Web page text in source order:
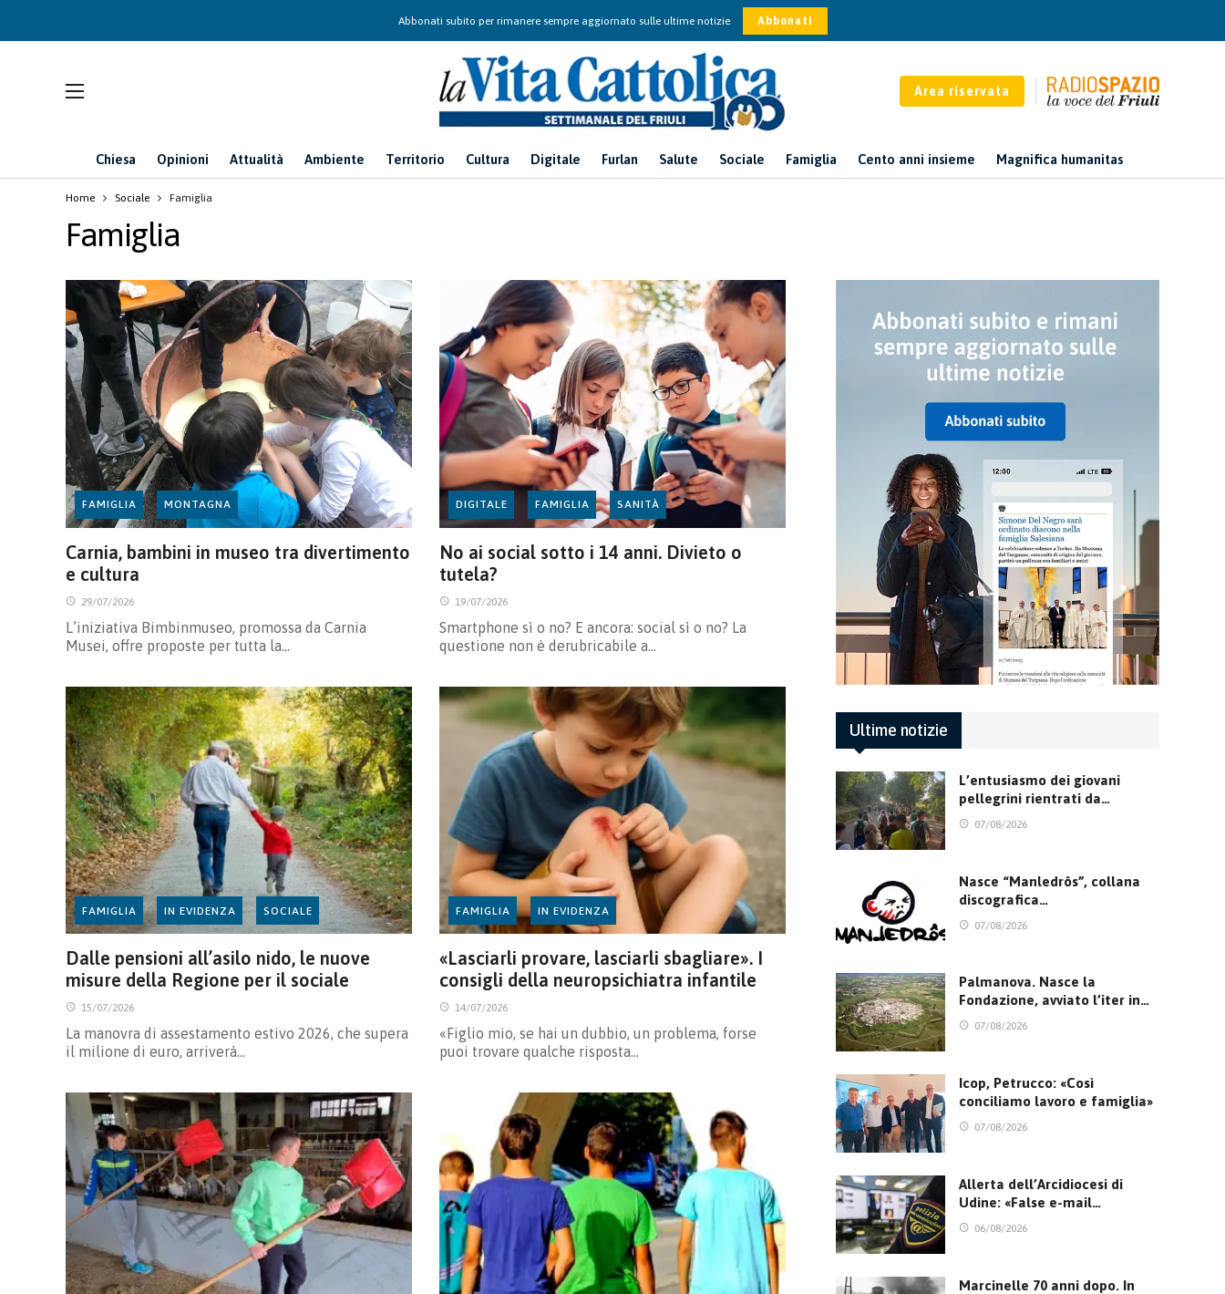
Abbonati subito per rimanere sempre aggiornato sulle ultime notizie Abbonati
Area riservata
Chiesa Opinioni Attualità Ambiente Territorio Cultura Digitale Furlan Salute Sociale Famiglia Cento anni insieme Magnifica humanitas
Home Sociale Famiglia
Famiglia
FAMIGLIA MONTAGNA
Carnia, bambini in museo tra divertimento
e cultura
29/07/2026
L’iniziativa Bimbinmuseo, promossa da Carnia
Musei, offre proposte per tutta la…
DIGITALE FAMIGLIA SANITÀ
No ai social sotto i 14 anni. Divieto o
tutela?
19/07/2026
Smartphone sì o no? E ancora: social sì o no? La
questione non è derubricabile a…
FAMIGLIA IN EVIDENZA SOCIALE
Dalle pensioni all’asilo nido, le nuove
misure della Regione per il sociale
15/07/2026
La manovra di assestamento estivo 2026, che supera
il milione di euro, arriverà…
FAMIGLIA IN EVIDENZA
«Lasciarli provare, lasciarli sbagliare». I
consigli della neuropsichiatra infantile
14/07/2026
«Figlio mio, se hai un dubbio, un problema, forse
puoi trovare qualche risposta…
Ultime notizie
L’entusiasmo dei giovani
pellegrini rientrati da…
07/08/2026
Nasce “Manledrôs”, collana
discografica…
07/08/2026
Palmanova. Nasce la
Fondazione, avviato l’iter in…
07/08/2026
Icop, Petrucco: «Così
conciliamo lavoro e famiglia»
07/08/2026
Allerta dell’Arcidiocesi di
Udine: «False e-mail…
06/08/2026
Marcinelle 70 anni dopo. In